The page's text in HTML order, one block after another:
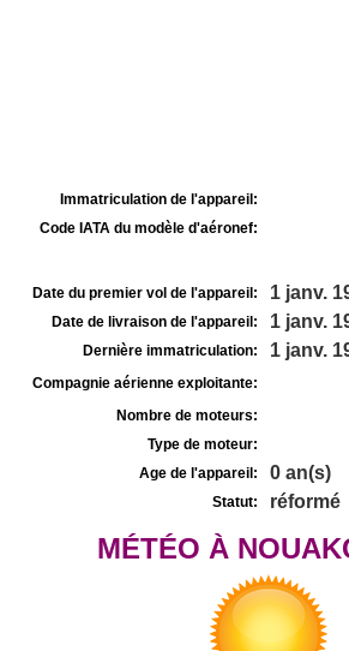
Immatriculation de l'appareil:
Code IATA du modèle d'aéronef:
Date du premier vol de l'appareil: 1 janv.
Date de livraison de l'appareil: 1 janv.
Dernière immatriculation: 1 janv.
Compagnie aérienne exploitante:
Nombre de moteurs:
Type de moteur:
Age de l'appareil:
0 an(s)
Statut: réformé
MÉTÉO À